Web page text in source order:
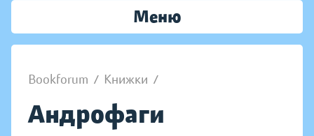
Меню
Bookforum / Книжки /
Андрофаги